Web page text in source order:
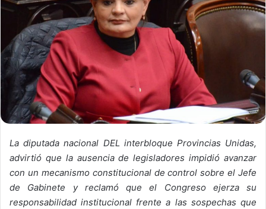
La diputada nacional DEL interbloque Provincias Unidas,
advirtió que la ausencia de legisladores impidió avanzar
con un mecanismo constitucional de control sobre el Jefe
de Gabinete y reclamó que el Congreso ejerza su
responsabilidad institucional frente a las sospechas que